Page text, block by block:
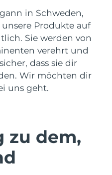
in Schweden,
Produkte auf
Sie werden von
verehrt und
dass sie dir
Wir möchten dir
uns geht.
zu dem,
ROUTINE
Gesichtsstraffung
Erwartete Lieferung8/8/26
Erwartete Lieferung8/12/26
Erwartete Lieferung
Erwartete Lieferung 8/9/26
Erwartete Lieferung